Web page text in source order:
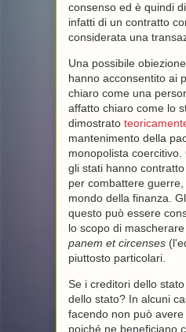
consenso ed è quindi
infatti di un contratto
considerata una
Una possibile
hanno acconsentito ai
chiaro come una
affatto chiaro come lo
dimostrato
mantenimento della
monopolista
gli stati hanno
per combattere
mondo della finanza.
questo può essere
lo scopo di
panem et circenses
piuttosto particolari.
Se i creditori dello
dello stato? In alcuni
facendo non può
poiché ne beneficiano